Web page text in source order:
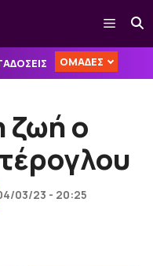
Μενού
ΟΜΑΔΕΣ
ζωή ο
03/23 - 20:25